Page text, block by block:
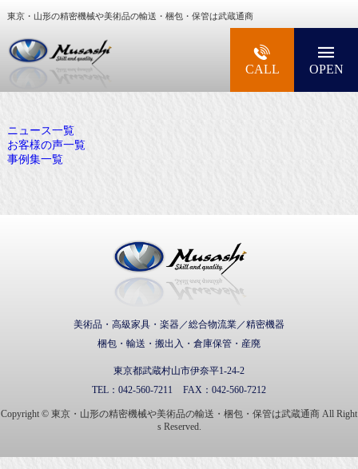
東京・山形の精密機械や美術品の輸送・梱包・保管は武蔵通商
大型精密機械・美術品・高級楽器の梱包・輸送
CALL OPEN
ニュース一覧
お客様の声一覧
事例集一覧
美術品・高級家具・楽器／総合物流業／精密機器
梱包・輸送・搬出入・倉庫保管・産廃
東京都武蔵村山市伊奈平1-24-2
TEL： 042-560-7211 FAX： 042-560-7212
Copyright © 東京・山形の精密機械や美術品の輸送・梱包・保管は武蔵通商 All Right
s Reserved.